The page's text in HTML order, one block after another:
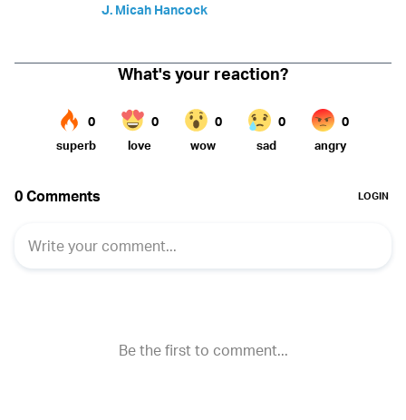
J. Micah Hancock